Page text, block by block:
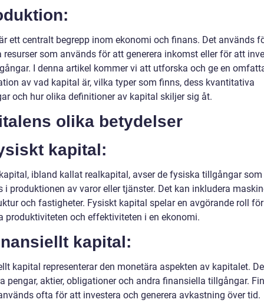
ett centralt begrepp inom ekonomi och finans. Det används
resurser som används för att generera inkomst eller för att
I denna artikel kommer vi att utforska och ge en
av vad kapital är, vilka typer som finns, dess kvantitativa
och hur olika definitioner av kapital skiljer sig åt.
olika betydelser
kapital:
ibland kallat realkapital, avser de fysiska tillgångar som
i produktionen av varor eller tjänster. Det kan inkludera
och fastigheter. Fysiskt kapital spelar en avgörande roll
produktiviteten och effektiviteten i en ekonomi.
kapital:
kapital representerar den monetära aspekten av kapitalet.
pengar, aktier, obligationer och andra finansiella tillgångar.
ofta för att investera och generera avkastning över tid.